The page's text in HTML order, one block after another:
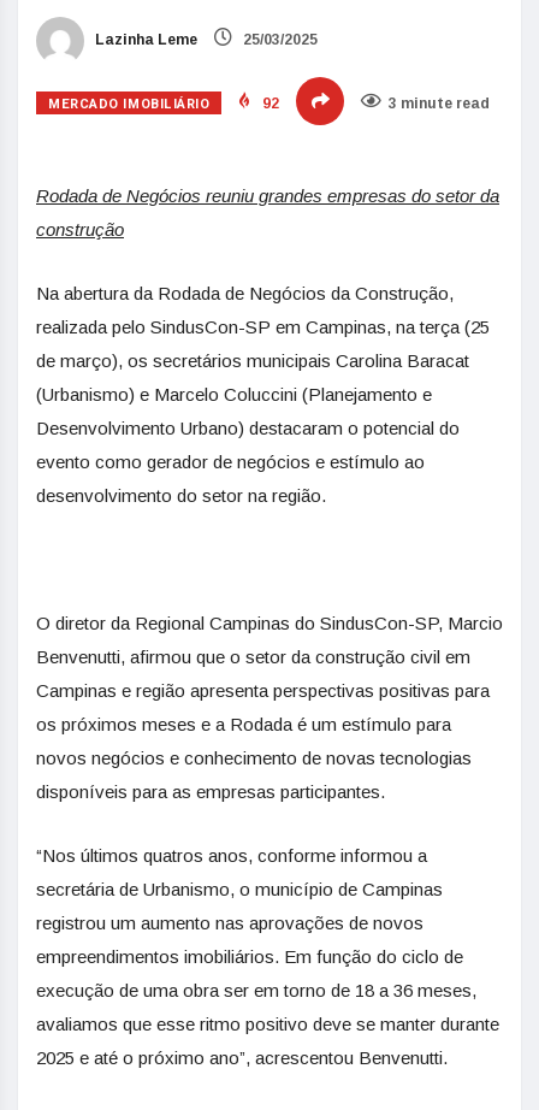
Lazinha Leme 25/03/2025
MERCADO IMOBILIÁRIO 92 3 minute read
Rodada de Negócios reuniu grandes empresas do setor da
construção
Na abertura da Rodada de Negócios da Construção,
realizada pelo SindusCon-SP em Campinas, na terça (25
de março), os secretários municipais Carolina Baracat
(Urbanismo) e Marcelo Coluccini (Planejamento e
Desenvolvimento Urbano) destacaram o potencial do
evento como gerador de negócios e estímulo ao
desenvolvimento do setor na região.
O diretor da Regional Campinas do SindusCon-SP, Marcio
Benvenutti, afirmou que o setor da construção civil em
Campinas e região apresenta perspectivas positivas para
os próximos meses e a Rodada é um estímulo para
novos negócios e conhecimento de novas tecnologias
disponíveis para as empresas participantes.
“Nos últimos quatros anos, conforme informou a
secretária de Urbanismo, o município de Campinas
registrou um aumento nas aprovações de novos
empreendimentos imobiliários. Em função do ciclo de
execução de uma obra ser em torno de 18 a 36 meses,
avaliamos que esse ritmo positivo deve se manter durante
2025 e até o próximo ano”, acrescentou Benvenutti.